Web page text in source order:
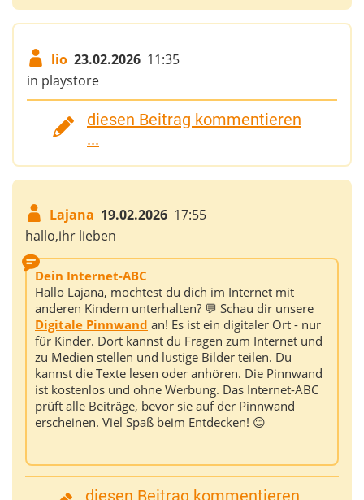
lio 23.02.2026 11:35
in playstore
diesen Beitrag kommentieren
...
Lajana 19.02.2026 17:55
hallo,ihr lieben
Dein Internet-ABC
Hallo Lajana, möchtest du dich im Internet mit
anderen Kindern unterhalten? 💬 Schau dir unsere
Digitale Pinnwand an! Es ist ein digitaler Ort - nur
für Kinder. Dort kannst du Fragen zum Internet und
zu Medien stellen und lustige Bilder teilen. Du
kannst die Texte lesen oder anhören. Die Pinnwand
ist kostenlos und ohne Werbung. Das Internet-ABC
prüft alle Beiträge, bevor sie auf der Pinnwand
erscheinen. Viel Spaß beim Entdecken! 😊
diesen Beitrag kommentieren